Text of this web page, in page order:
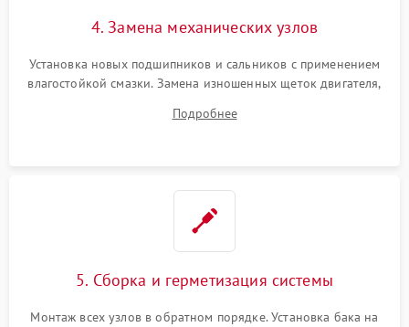
4. Замена механических узлов
Установка новых подшипников и сальников с применением
влагостойкой смазки. Замена изношенных щеток двигателя,
или поврежденной резиновой манжеты.
Подробнее
5. Сборка и герметизация системы
Монтаж всех узлов в обратном порядке. Установка бака на